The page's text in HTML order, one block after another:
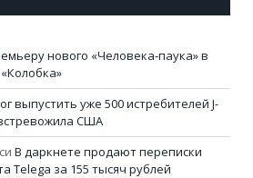
нового «Человека-паука» в
выпустить уже 500 истребителей J-
США
В даркнете продают переписки
Telega за 155 тысяч рублей